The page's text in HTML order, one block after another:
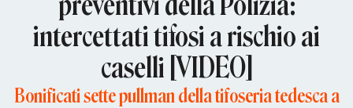
intercettati tifosi a rischio ai
caselli [VIDEO]
Bonificati sette pullman della tifoseria tedesca a